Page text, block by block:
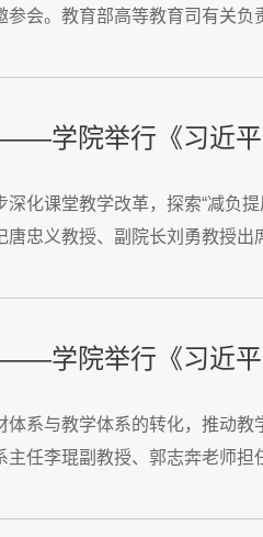
参会。教育部高等教育司有关
——学院举行《习近
化课堂教学改革，探索“减负
唐忠义教授、副院长刘勇教授
——学院举行《习近
体系与教学体系的转化，推动
任李琨副教授、郭志奔老师